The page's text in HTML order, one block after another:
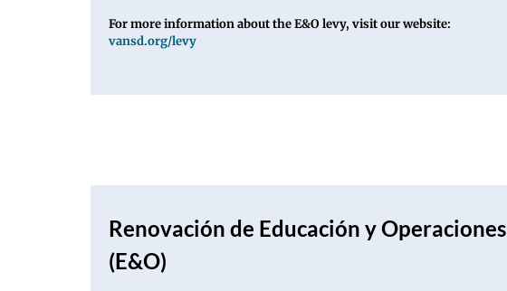
For more information about the E&O levy, visit our website:
vansd.org/levy
Renovación de Educación y Operaciones
(E&O)